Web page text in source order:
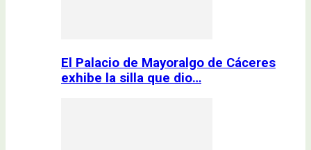
El Palacio de Mayoralgo de Cáceres
exhibe la silla que dio…